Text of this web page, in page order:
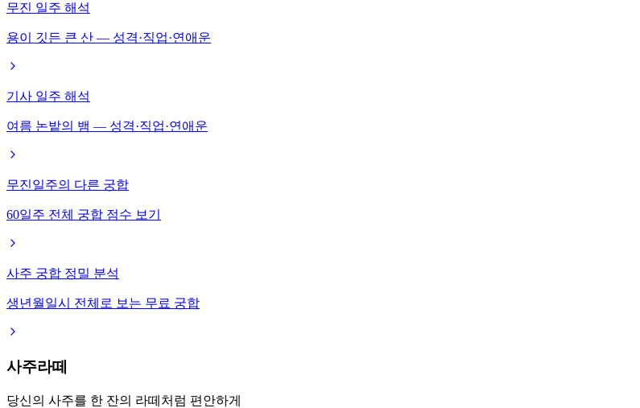
무진 일주 해석
용이 깃든 큰 산 — 성격·직업·연애운
기사 일주 해석
여름 논밭의 뱀 — 성격·직업·연애운
무진일주의 다른 궁합
60일주 전체 궁합 점수 보기
사주 궁합 정밀 분석
생년월일시 전체로 보는 무료 궁합
사주라떼
당신의 사주를 한 잔의 라떼처럼 편안하게